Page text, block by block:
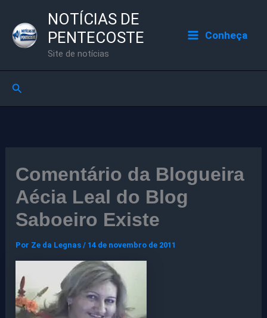
para
NOTÍCIAS DE
PENTECOSTE
Site de notícias
Conheça
Pesquisar
Comentário da Blogueira
Aécia Leal do Blog
Saboeiro Existe
Por Ze da Legnas/ 14 de novembro de 2011